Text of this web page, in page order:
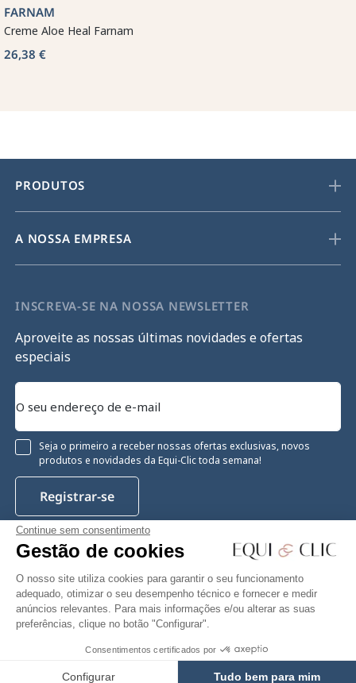
Continue sem consentimento
Gestão de cookies
O nosso site utiliza cookies para garantir o seu funcionamento
adequado, otimizar o seu desempenho técnico e fornecer e medir
anúncios relevantes. Para mais informações e/ou alterar as suas
preferências, clique no botão "Configurar".
Consentimentos certificados por
Configurar Tudo bem para mim
Adicionar ao carrinho
FARNAM
Creme Aloe Heal Farnam
26,38 €
PRODUTOS
A NOSSA EMPRESA
INSCREVA-SE NA NOSSA NEWSLETTER
Aproveite as nossas últimas novidades e ofertas
especiais
Seja o primeiro a receber nossas ofertas exclusivas, novos
produtos e novidades da Equi-Clic toda semana!
Registrar-se
Facebook Twitter
YouTube
Pinterest
Instagram
Equiclic © 2026
Gestão de cookies